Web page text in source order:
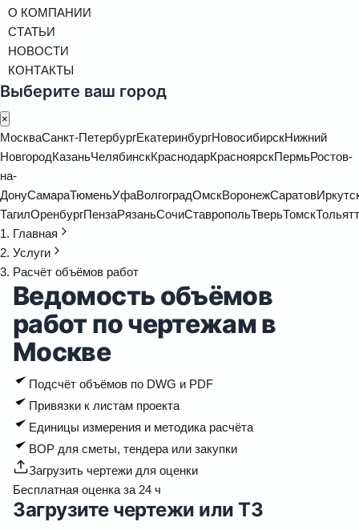
О КОМПАНИИ
СТАТЬИ
НОВОСТИ
КОНТАКТЫ
Выберите ваш город
×
МоскваСанкт-ПетербургЕкатеринбургНовосибирскНижний
НовгородКазаньЧелябинскКраснодарКрасноярскПермьРостов-
на-
ДонуСамараТюменьУфаВолгоградОмскВоронежСаратов
ТагилОренбургПензаРязаньСочиСтавропольТверьТомск
Главная
Услуги
Расчёт объёмов работ
Ведомость объёмов
работ по чертежам в
Москве
Подсчёт объёмов по DWG и PDF
Привязки к листам проекта
Единицы измерения и методика расчёта
ВОР для сметы, тендера или закупки
Загрузить чертежи для оценки
Бесплатная оценка за 24 ч
Загрузите чертежи или ТЗ